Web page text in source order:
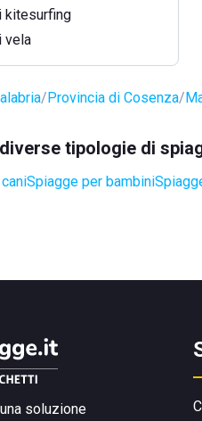
kitesurfing
vela
Provincia di Cosenza
tipologie di
Spiagge per bambini
soluzione